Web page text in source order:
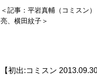
＜記事：平岩真輔（コミスン
亮、横田紋子＞
【初出:コミスン 2013.09.30